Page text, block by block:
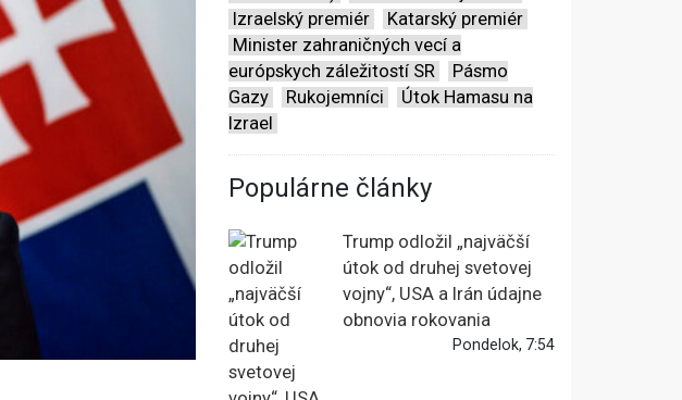
Izraelský premiér
Katarský premiér
Minister zahraničných vecí a
európskych záležitostí SR
Pásmo
Gazy
Rukojemníci
Útok Hamasu na
Izrael
Populárne články
Trump odložil „najväčší
útok od druhej svetovej
vojny“, USA a Irán údajne
obnovia rokovania
Pondelok, 7:54